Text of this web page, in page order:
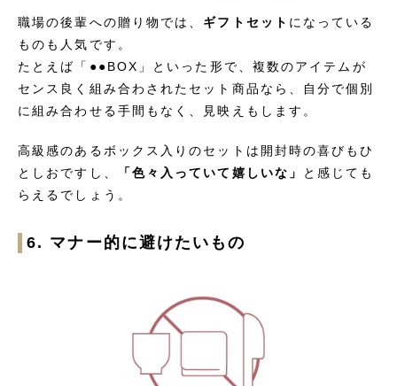
職場の後輩への贈り物では、 ギフトセット になっている
ものも人気です。
たとえば「●●BOX」といった形で、複数のアイテムが
センス良く組み合わされたセット商品なら、自分で個別
に組み合わせる手間もなく、見映えもします。
高級感のあるボックス入りのセットは開封時の喜びもひ
としおですし、
「色々入っていて嬉しいな」
と感じても
らえるでしょう。
6. マナー的に避けたいもの